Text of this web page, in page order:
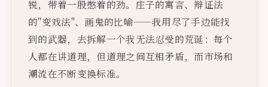
锐，带着一股憋着的劲。庄子的寓言、辩证法
的"变戏法"、画鬼的比喻——我用尽了手边能找
到的武器，去拆解一个我无法忍受的荒诞：每个
人都在讲道理，但道理之间互相矛盾，而市场和
潮流在不断变换标准。